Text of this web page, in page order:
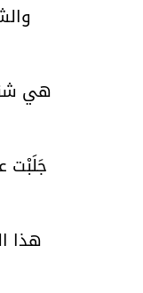
هي
جَلَبْت
هذا